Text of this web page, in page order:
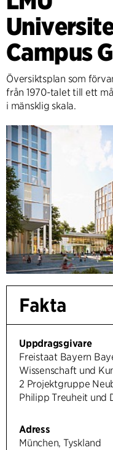
Campus
Översiktsplan som
från 1970-talet till ett
i mänsklig skala.
Fakta
Uppdragsgivare
Freistaat Bayern
Wissenschaft und
2 Projektgruppe
Philipp Treuheit und
Adress
München, Tyskland